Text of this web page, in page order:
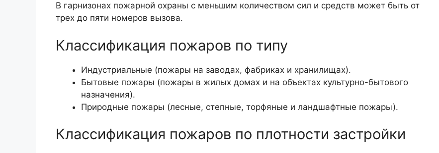
В гарнизонах пожарной охраны с меньшим количеством сил и средств может быть от
трех до пяти номеров вызова.
Классификация пожаров по типу
Индустриальные (пожары на заводах, фабриках и хранилищах).
Бытовые пожары (пожары в жилых домах и на объектах культурно-бытового
назначения).
Природные пожары (лесные, степные, торфяные и ландшафтные пожары).
Классификация пожаров по плотности застройки